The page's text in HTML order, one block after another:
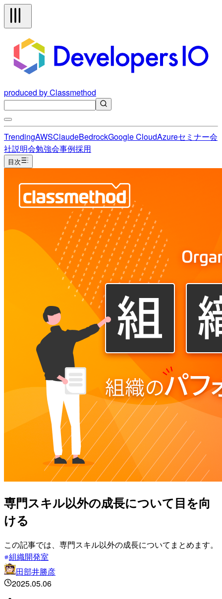
produced by Classmethod
TrendingAWSClaudeBedrockGoogle CloudAzureセミナー会
社説明会勉強会事例採用
目次
専門スキル以外の成長について目を向
ける
この記事では、専門スキル以外の成長についてまとめます。
組織開発室
田部井勝彦
2025.05.06